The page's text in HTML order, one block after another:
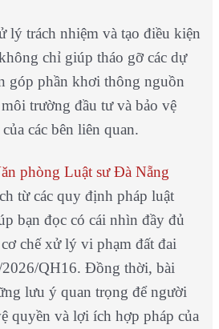
lý trách nhiệm và tạo điều kiện
chỉ giúp tháo gỡ các dự
góp phần khơi thông nguồn
trường đầu tư và bảo vệ
các bên liên quan.
phòng Luật sư Đà Nẵng
từ các quy định pháp luật
bạn đọc có cái nhìn đầy đủ
chế xử lý vi phạm đất đai
QH16. Đồng thời, bài
lưu ý quan trọng để người
quyền và lợi ích hợp pháp của